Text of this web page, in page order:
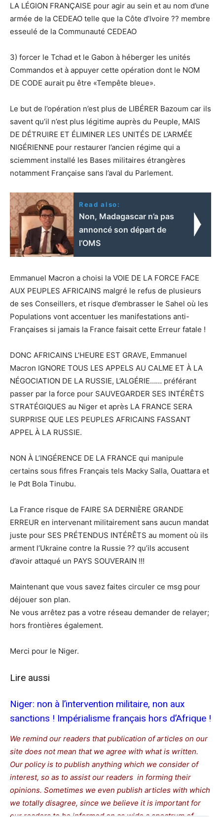
LA LÉGION FRANÇAISE pour agir au sein et au nom d’une
armée de la CEDEAO telle que la Côte d’Ivoire ?? membre
esseulé de la Communauté CEDEAO
3) forcer le Tchad et le Gabon à héberger les unités
Commandos et à appuyer cette opération dont le NOM
DE CODE aurait pu être «Tempête bleue».
Le but de l’opération n’est plus de LIBÉRER Bazoum car ils
savent qu’il n’est plus légitime auprès du Peuple, MAIS
DE DÉTRUIRE ET ÉLIMINER LES UNITÉS DE L’ARMÉE
NIGÉRIENNE pour restaurer l’ancien régime qui a
sciemment installé les Bases militaires étrangères
notamment Française sans l’aval du Parlement.
Read also:
Non, Madagascar n’a pas
annoncé son départ de
l’OMS
Emmanuel Macron a choisi la VOIE DE LA FORCE FACE
AUX PEUPLES AFRICAINS malgré le refus de plusieurs
de ses Conseillers, et risque d’embrasser le Sahel où les
Populations vont accentuer les manifestations anti-
Françaises si jamais la France faisait cette Erreur fatale !
DONC AFRICAINS L’HEURE EST GRAVE, Emmanuel
Macron IGNORE TOUS LES APPELS AU CALME ET À LA
NÉGOCIATION DE LA RUSSIE, L’ALGÉRIE…… préférant
passer par la force pour SAUVEGARDER SES INTÉRÊTS
STRATÉGIQUES au Niger et après LA FRANCE SERA
SURPRISE QUE LES PEUPLES AFRICAINS FASSANT
APPEL À LA RUSSIE.
NON À L’INGÉRENCE DE LA FRANCE qui manipule
certains sous fifres Français tels Macky Salla, Ouattara et
le Pdt Bola Tinubu.
La France risque de FAIRE SA DERNIÈRE GRANDE
ERREUR en intervenant militairement sans aucun mandat
juste pour SES PRÉTENDUS INTÉRÊTS au moment où ils
arment l’Ukraine contre la Russie ?? qu’ils accusent
d’avoir attaqué un PAYS SOUVERAIN !!!
Maintenant que vous savez faites circuler ce msg pour
déjouer son plan.
Ne vous arrêtez pas a votre réseau demander de relayer;
hors frontières également.
Merci pour le Niger.
Lire aussi
Niger: non à l’intervention militaire, non aux
sanctions ! Impérialisme français hors d’Afrique !
We remind our readers that publication of articles on our
site does not mean that we agree with what is written.
Our policy is to publish anything which we consider of
interest, so as to assist our readers in forming their
opinions. Sometimes we even publish articles with which
we totally disagree, since we believe it is important for